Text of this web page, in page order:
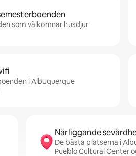
som välkomnar husdjur
i Albuquerque
Närliggande
De bästa platserna i
Pueblo Cultural Center